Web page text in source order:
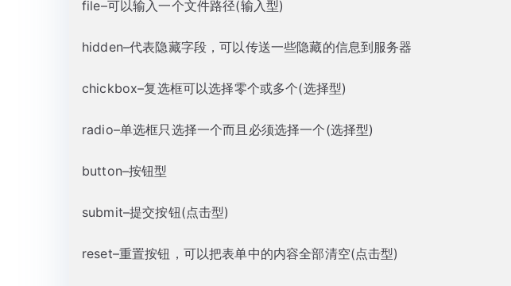
file–可以输入一个文件路径(输入型)
hidden–代表隐藏字段，可以传送一些隐藏的信息到服务器
chickbox–复选框可以选择零个或多个(选择型)
radio–单选框只选择一个而且必须选择一个(选择型)
button–按钮型
submit–提交按钮(点击型)
reset–重置按钮，可以把表单中的内容全部清空(点击型)